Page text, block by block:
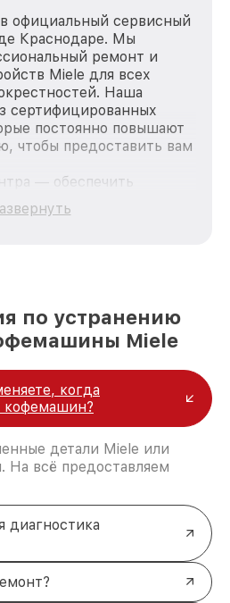
официальный сервисный
Краснодаре. Мы
ремонт и
Miele для всех
Наша
сертифицированных
постоянно повышают
чтобы предоставить вам
— обеспечить
ремонт для
продукции Miele, вне
повышая уровень
наших клиентов.
по устранению
Miele
когда
кофемашин?
детали Miele или
На всё предоставляем
диагностика